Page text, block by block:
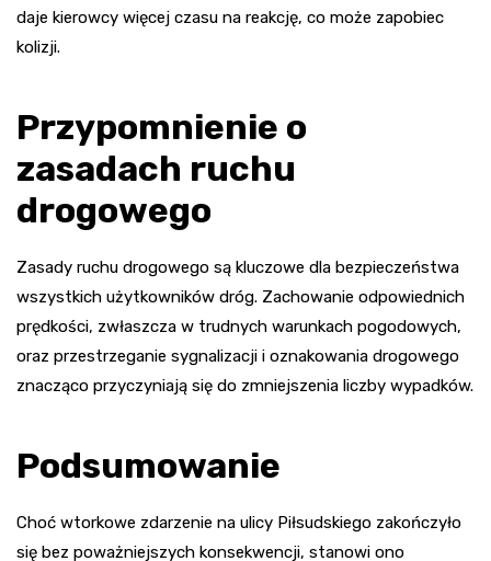
daje kierowcy więcej czasu na reakcję, co może zapobiec
kolizji.
Przypomnienie o
zasadach ruchu
drogowego
Zasady ruchu drogowego są kluczowe dla bezpieczeństwa
wszystkich użytkowników dróg. Zachowanie odpowiednich
prędkości, zwłaszcza w trudnych warunkach pogodowych,
oraz przestrzeganie sygnalizacji i oznakowania drogowego
znacząco przyczyniają się do zmniejszenia liczby wypadków.
Podsumowanie
Choć wtorkowe zdarzenie na ulicy Piłsudskiego zakończyło
się bez poważniejszych konsekwencji, stanowi ono